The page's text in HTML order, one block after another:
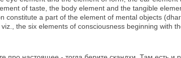
of taste, the body element and the tangible
constitute a part of the element of mental objects
the six elements of consciousness beginning with